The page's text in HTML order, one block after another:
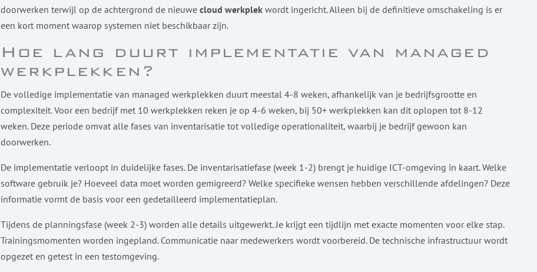
doorwerken terwijl op de achtergrond de nieuwecloud werkplek wordt ingericht. Alleen bij de definitieve omschakeling is er
een kort moment waarop systemen niet beschikbaar zijn.
Hoe lang duurt implementatie van managed
werkplekken?
De volledige implementatie van managed werkplekken duurt meestal 4-8 weken, afhankelijk van je bedrijfsgrootte en
complexiteit. Voor een bedrijf met 10 werkplekken reken je op 4-6 weken, bij 50+ werkplekken kan dit oplopen tot 8-12
weken. Deze periode omvat alle fases van inventarisatie tot volledige operationaliteit, waarbij je bedrijf gewoon kan
doorwerken.
De implementatie verloopt in duidelijke fases. De inventarisatiefase (week 1-2) brengt je huidige ICT-omgeving in kaart. Welke
software gebruik je? Hoeveel data moet worden gemigreerd? Welke specifieke wensen hebben verschillende afdelingen? Deze
informatie vormt de basis voor een gedetailleerd implementatieplan.
Tijdens de planningsfase (week 2-3) worden alle details uitgewerkt. Je krijgt een tijdlijn met exacte momenten voor elke stap.
Trainingsmomenten worden ingepland. Communicatie naar medewerkers wordt voorbereid. De technische infrastructuur wordt
opgezet en getest in een testomgeving.